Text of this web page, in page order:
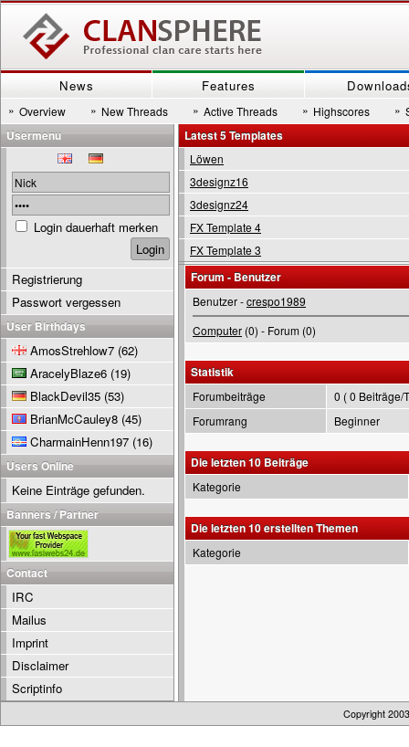
News Features
» Overview » New Threads » Active Threads » Highscores »
Latest 5 Templates
Löwen
3designz16
3designz24
FX Template 4
FX Template 3
Forum - Benutzer
Benutzer -crespo1989
Computer (0) - Forum (0)
Statistik
Forumbeiträge
0 ( 0 Beiträge/
Forumrang
Beginner
Die letzten 10 Beiträge
Kategorie
Die letzten 10 erstellten Themen
Kategorie
Usermenu
Login dauerhaft merken
Registrierung
Passwort vergessen
User Birthdays
AmosStrehlow7 (62)
AracelyBlaze6 (19)
BlackDevil35 (53)
BrianMcCauley8 (45)
CharmainHenn197 (16)
Users Online
Keine Einträge gefunden.
Banners / Partner
Contact
IRC
Mailus
Imprint
Disclaimer
Scriptinfo
Copyright